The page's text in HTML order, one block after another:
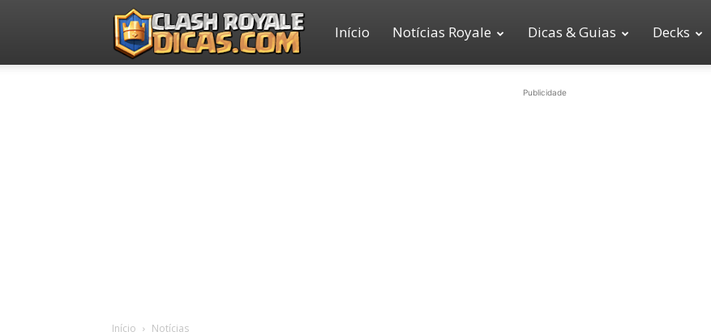
Clash
Início Notícias Royale Dicas & Guias Decks
Publicidade
Início Notícias